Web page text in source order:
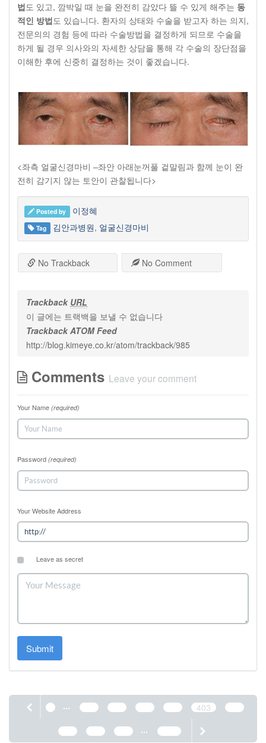
법도 있고, 깜박일 때 눈을 완전히 감았다 뜰 수 있게 해주는 동
적인 방법도 있습니다. 환자의 상태와 수술을 받고자 하는 의지,
전문의의 경험 등에 따라 수술방법을 결정하게 되므로 수술을
하게 될 경우 의사와의 자세한 상담을 통해 각 수술의 장단점을
이해한 후에 신중히 결정하는 것이 좋겠습니다.
<좌측 얼굴신경마비 –좌안 아래눈꺼풀 겉말림과 함께 눈이 완
전히 감기지 않는 토안이 관찰됩니다>
Posted by 이정혜
Tag 김안과병원, 얼굴신경마비
No Trackback No Comment
Trackback URL
이 글에는 트랙백을 보낼 수 없습니다
Trackback ATOM Feed
http://blog.kimeye.co.kr/atom/trackback/985
Comments Leave your comment
Your Name (required)
Password (required)
Your Website Address
Leave as secret
Submit
1 ... 399 400 401 402 403
404
405
406 407 ... 1190